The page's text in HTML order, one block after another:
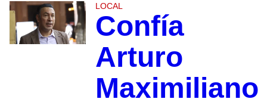
LOCAL
Confía
Arturo
Maximiliano